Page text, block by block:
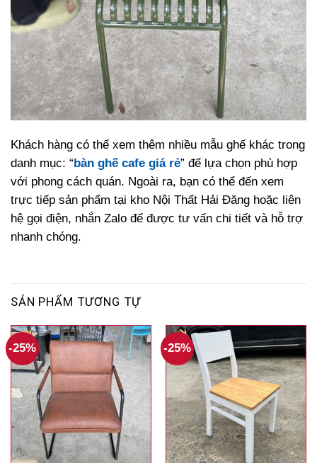
Khách hàng có thể xem thêm nhiều mẫu ghế khác trong
danh mục: “ bàn ghế cafe giá rẻ” để lựa chọn phù hợp
với phong cách quán. Ngoài ra, bạn có thể đến xem
trực tiếp sản phẩm tại kho Nội Thất Hải Đăng hoặc liên
hệ gọi điện, nhắn Zalo để được tư vấn chi tiết và hỗ trợ
nhanh chóng.
SẢN PHẨM TƯƠNG TỰ
-25% -25%